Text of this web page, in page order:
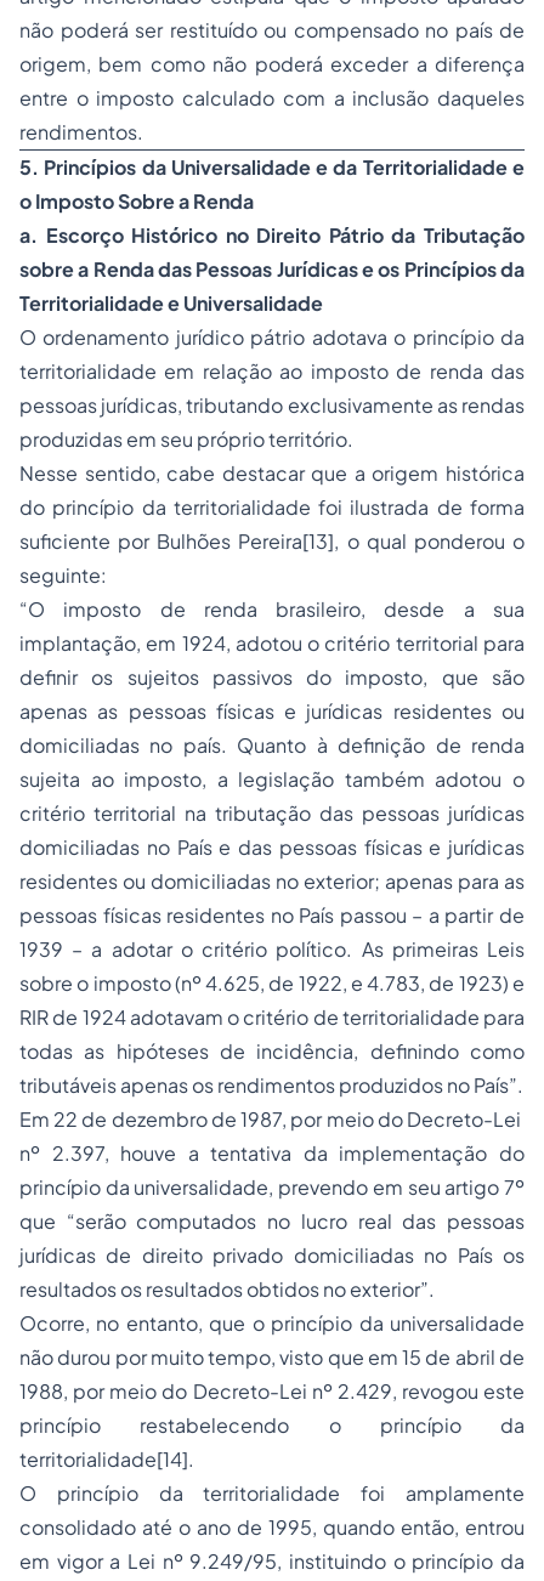
não poderá ser restituído ou compensado no país de
origem, bem como não poderá exceder a diferença
entre o imposto calculado com a inclusão daqueles
rendimentos.
5. Princípios da Universalidade e da Territorialidade e
o Imposto Sobre a Renda
a. Escorço Histórico no Direito Pátrio da Tributação
sobre a Renda das Pessoas Jurídicas e os Princípios da
Territorialidade e Universalidade
O ordenamento jurídico pátrio adotava o princípio da
territorialidade em relação ao imposto de renda das
pessoas jurídicas, tributando exclusivamente as rendas
produzidas em seu próprio território.
Nesse sentido, cabe destacar que a origem histórica
do princípio da territorialidade foi ilustrada de forma
suficiente por Bulhões Pereira[13], o qual ponderou o
seguinte:
“O imposto de renda brasileiro, desde a sua
implantação, em 1924, adotou o critério territorial para
definir os sujeitos passivos do imposto, que são
apenas as pessoas físicas e jurídicas residentes ou
domiciliadas no país. Quanto à definição de renda
sujeita ao imposto, a legislação também adotou o
critério territorial na tributação das pessoas jurídicas
domiciliadas no País e das pessoas físicas e jurídicas
residentes ou domiciliadas no exterior; apenas para as
pessoas físicas residentes no País passou – a partir de
1939 – a adotar o critério político. As primeiras Leis
sobre o imposto (nº 4.625, de 1922, e 4.783, de 1923) e
RIR de 1924 adotavam o critério de territorialidade para
todas as hipóteses de incidência, definindo como
tributáveis apenas os rendimentos produzidos no País”.
Em 22 de dezembro de 1987, por meio do Decreto-Lei
nº 2.397, houve a tentativa da implementação do
princípio da universalidade, prevendo em seu artigo 7º
que “serão computados no lucro real das pessoas
jurídicas de direito privado domiciliadas no País os
resultados os resultados obtidos no exterior”.
Ocorre, no entanto, que o princípio da universalidade
não durou por muito tempo, visto que em 15 de abril de
1988, por meio do Decreto-Lei nº 2.429, revogou este
princípio restabelecendo o princípio da
territorialidade[14].
O princípio da territorialidade foi amplamente
consolidado até o ano de 1995, quando então, entrou
em vigor a Lei nº 9.249/95, instituindo o princípio da